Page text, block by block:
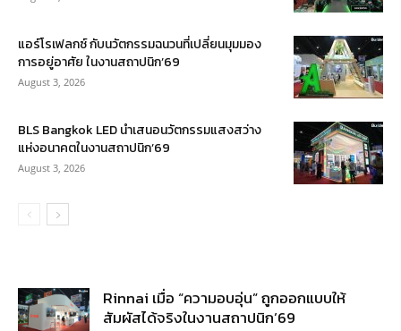
แอร์โรเฟลกซ์ กับนวัตกรรมฉนวนที่เปลี่ยนมุมมอง
การอยู่อาศัย ในงานสถาปนิก’69
August 3, 2026
BLS Bangkok LED นำเสนอนวัตกรรมแสงสว่าง
แห่งอนาคตในงานสถาปนิก’69
August 3, 2026
Rinnai เมื่อ “ความอบอุ่น” ถูกออกแบบให้
สัมผัสได้จริงในงานสถาปนิก’69